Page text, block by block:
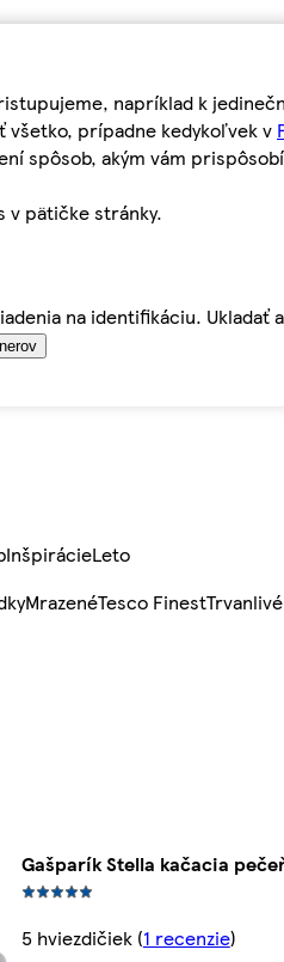
napríklad k
všetko, prípadne kedykoľvek v
spôsob, akým vám
v pätičke stránky.
na identifikáciu.
InšpirácieLeto
MrazenéTesco Finest
Gašparík Stella kačacia
5 hviezdičiek(1 recenzie)